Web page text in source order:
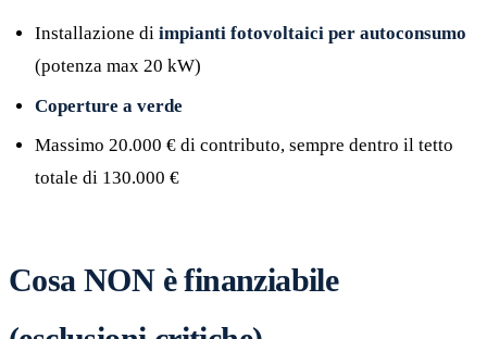
Installazione di impianti fotovoltaici per autoconsumo
(potenza max 20 kW)
Coperture a verde
Massimo 20.000 € di contributo, sempre dentro il tetto
totale di 130.000 €
Cosa NON è finanziabile